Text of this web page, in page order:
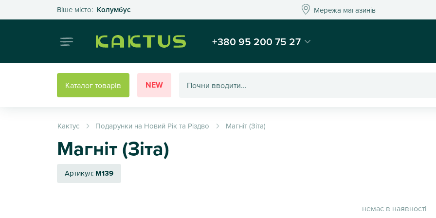
Віше місто: КолумбусОберіть своє місто Мережа магазинівМережа магазинів
Інтернет-магазин подарунків та декору - Kaktus
+380 95 200 75 27
Каталог товарів NEW
Кактус Подарунки на Новий Рік та Різдво Магніт (Зіта)
Магніт (Зіта)
Артикул: M139
немає в наявності